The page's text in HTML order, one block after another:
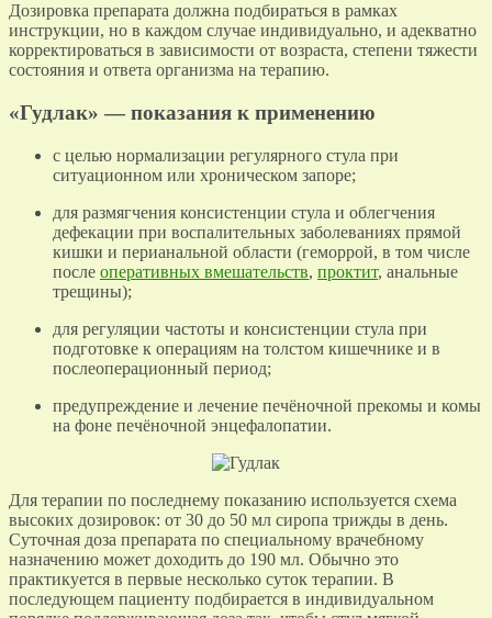
Дозировка препарата должна подбираться в рамках
инструкции, но в каждом случае индивидуально, и адекватно
корректироваться в зависимости от возраста, степени тяжести
состояния и ответа организма на терапию.
«Гудлак» — показания к применению
с целью нормализации регулярного стула при
ситуационном или хроническом запоре;
для размягчения консистенции стула и облегчения
дефекации при воспалительных заболеваниях прямой
кишки и перианальной области (геморрой, в том числе
после оперативных вмешательств, проктит, анальные
трещины);
для регуляции частоты и консистенции стула при
подготовке к операциям на толстом кишечнике и в
послеоперационный период;
предупреждение и лечение печёночной прекомы и комы
на фоне печёночной энцефалопатии.
Для терапии по последнему показанию используется схема
высоких дозировок: от 30 до 50 мл сиропа трижды в день.
Суточная доза препарата по специальному врачебному
назначению может доходить до 190 мл. Обычно это
практикуется в первые несколько суток терапии. В
последующем пациенту подбирается в индивидуальном